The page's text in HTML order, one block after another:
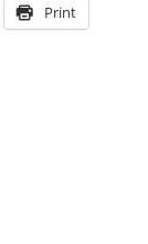
Print